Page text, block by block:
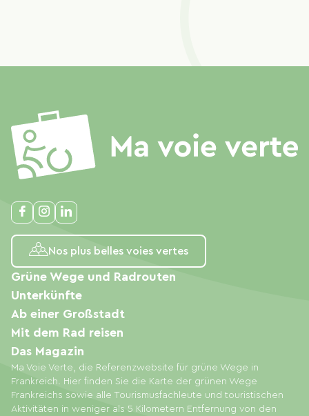
Nos plus belles voies vertes
Ma Voie Verte, die Referenzwebsite für grüne Wege in
Frankreich. Hier finden Sie die Karte der grünen Wege
Frankreichs sowie alle Tourismusfachleute und touristischen
Aktivitäten in weniger als 5 Kilometern Entfernung von den
Grüne Wege und Radrouten
Unterkünfte
Ab einer Großstadt
Mit dem Rad reisen
Das Magazin